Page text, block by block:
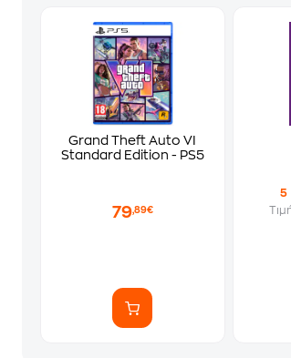
Grand Theft Auto VI
Standard Edition - PS5
79,89€
5